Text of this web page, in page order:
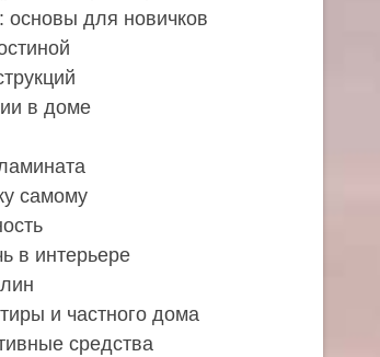
основы для новичков
в доме
самому
в интерьере
и частного дома
средства